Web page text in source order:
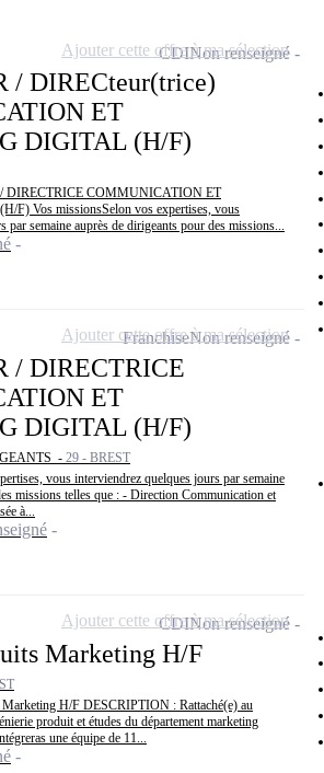
/ DIRECteur(trice)
ET
DIGITAL (H/F)
/ DIRECTRICE COMMUNICATION ET
Vos missionsSelon vos expertises, vous
par semaine auprès de dirigeants pour des missions...
CDINon renseigné
Ajouter cette offre à ma sélection
/ DIRECTRICE
ET
DIGITAL (H/F)
- 29 - BREST
vous interviendrez quelques jours par semaine
missions telles que : - Direction Communication et
à...
FranchiseNon renseigné
Ajouter cette offre à ma sélection
Marketing H/F
H/F DESCRIPTION : Rattaché(e) au
produit et études du département marketing
une équipe de 11...
CDINon renseigné
Ajouter cette offre à ma sélection